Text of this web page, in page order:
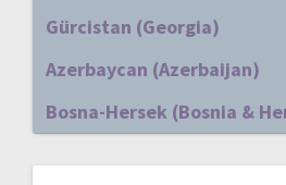
Gürcistan (Georgia)
Azerbaycan (Azerbaijan)
Bosna-Hersek (Bosnia &